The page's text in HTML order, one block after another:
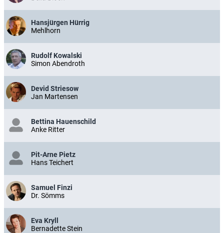
Hansjürgen Hürrig
Mehlhorn
Rudolf Kowalski
Simon Abendroth
Devid Striesow
Jan Martensen
Bettina Hauenschild
Anke Ritter
Pit-Arne Pietz
Hans Teichert
Samuel Finzi
Dr. Sömms
Eva Kryll
Bernadette Stein